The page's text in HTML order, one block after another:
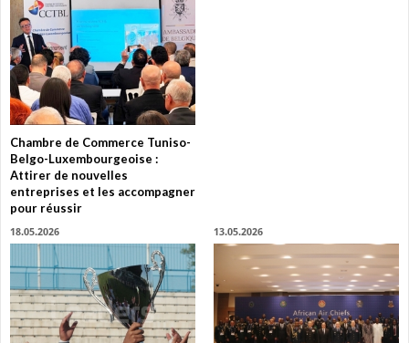
Chambre de Commerce Tuniso-
Belgo-Luxembourgeoise :
Attirer de nouvelles
entreprises et les accompagner
pour réussir
18.05.2026 13.05.2026